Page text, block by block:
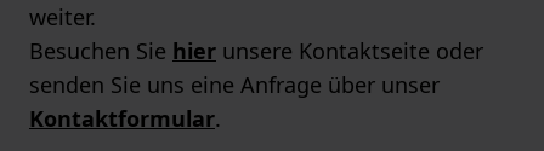
weiter.
Besuchen Sie hier unsere Kontaktseite oder
senden Sie uns eine Anfrage über unser
Kontaktformular.